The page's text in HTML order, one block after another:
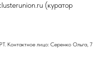
(куратор
Контактное лицо: Серенко Ольга, 7